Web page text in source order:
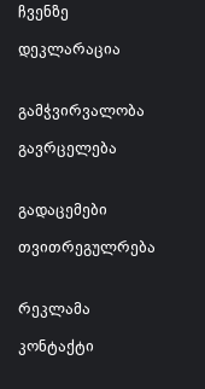
ჩვენზე
დეკლარაცია
გამჭვირვალობა
გავრცელება
გადაცემები
თვითრეგულრება
რეკლამა
კონტაქტი